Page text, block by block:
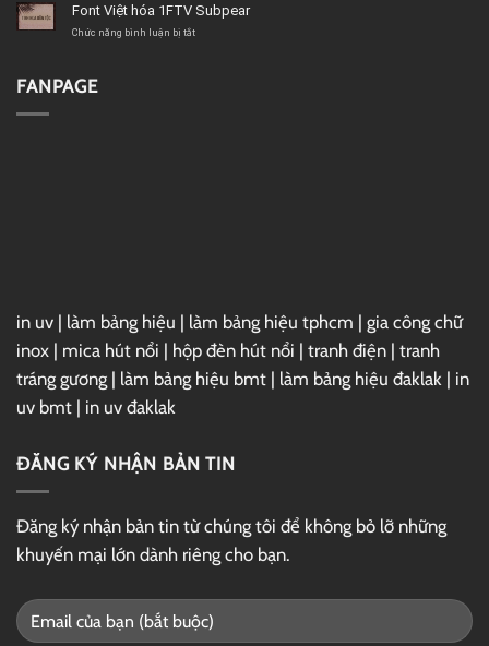
hóa
1FTV
Font Việt hóa 1FTV Subpear
Chức năng bình luận bị tắtở
FANPAGE
in uv | làm bảng hiệu | làm bảng hiệu tphcm | gia công chữ
inox | mica hút nổi | hộp đèn hút nổi | tranh điện | tranh
tráng gương | làm bảng hiệu bmt | làm bảng hiệu đaklak | in
uv bmt | in uv đaklak
ĐĂNG KÝ NHẬN BẢN TIN
Đăng ký nhận bản tin từ chúng tôi để không bỏ lỡ những
khuyến mại lớn dành riêng cho bạn.